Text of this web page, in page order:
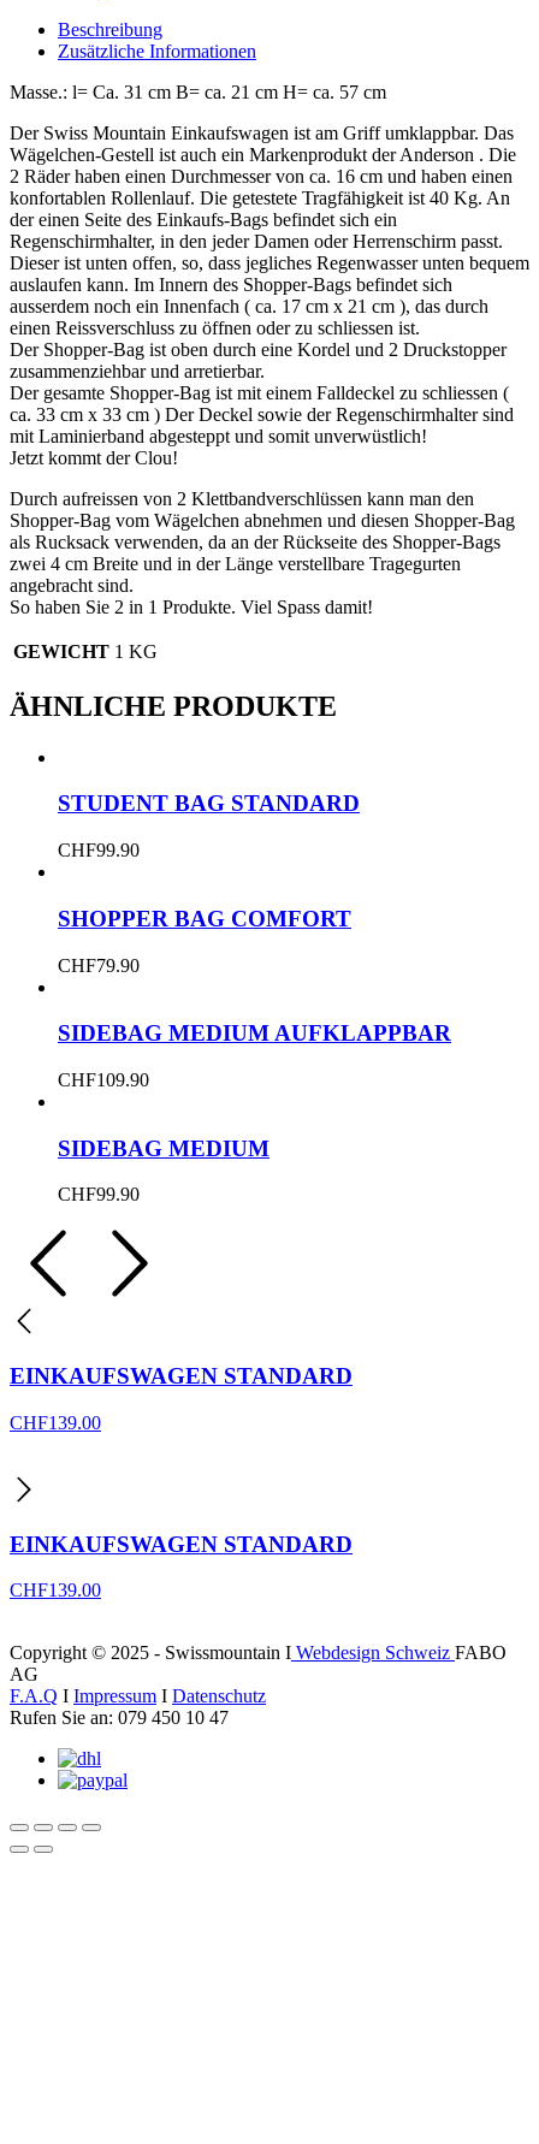
Beschreibung
Zusätzliche Informationen
Masse.: l= Ca. 31 cm B= ca. 21 cm H= ca. 57 cm
Der Swiss Mountain Einkaufswagen ist am Griff umklappbar. Das
Wägelchen-Gestell ist auch ein Markenprodukt der Anderson . Die
2 Räder haben einen Durchmesser von ca. 16 cm und haben einen
konfortablen Rollenlauf. Die getestete Tragfähigkeit ist 40 Kg. An
der einen Seite des Einkaufs-Bags befindet sich ein
Regenschirmhalter, in den jeder Damen oder Herrenschirm passt.
Dieser ist unten offen, so, dass jegliches Regenwasser unten bequem
auslaufen kann. Im Innern des Shopper-Bags befindet sich
ausserdem noch ein Innenfach ( ca. 17 cm x 21 cm ), das durch
einen Reissverschluss zu öffnen oder zu schliessen ist.
Der Shopper-Bag ist oben durch eine Kordel und 2 Druckstopper
zusammenziehbar und arretierbar.
Der gesamte Shopper-Bag ist mit einem Falldeckel zu schliessen (
ca. 33 cm x 33 cm ) Der Deckel sowie der Regenschirmhalter sind
mit Laminierband abgesteppt und somit unverwüstlich!
Jetzt kommt der Clou!
Durch aufreissen von 2 Klettbandverschlüssen kann man den
Shopper-Bag vom Wägelchen abnehmen und diesen Shopper-Bag
als Rucksack verwenden, da an der Rückseite des Shopper-Bags
zwei 4 cm Breite und in der Länge verstellbare Tragegurten
angebracht sind.
So haben Sie 2 in 1 Produkte. Viel Spass damit!
GEWICHT 1 KG
ÄHNLICHE PRODUKTE
STUDENT BAG STANDARD
CHF99.90
SHOPPER BAG COMFORT
CHF79.90
SIDEBAG MEDIUM AUFKLAPPBAR
CHF109.90
SIDEBAG MEDIUM
CHF99.90
EINKAUFSWAGEN STANDARD
CHF139.00
EINKAUFSWAGEN STANDARD
CHF139.00
Copyright © 2025 - Swissmountain I Webdesign Schweiz FABO
AG
F.A.Q I Impressum I Datenschutz
Rufen Sie an: 079 450 10 47